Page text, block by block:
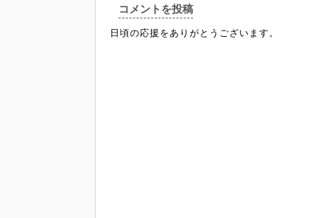
コメントを投稿
日頃の応援をありがとうございます。